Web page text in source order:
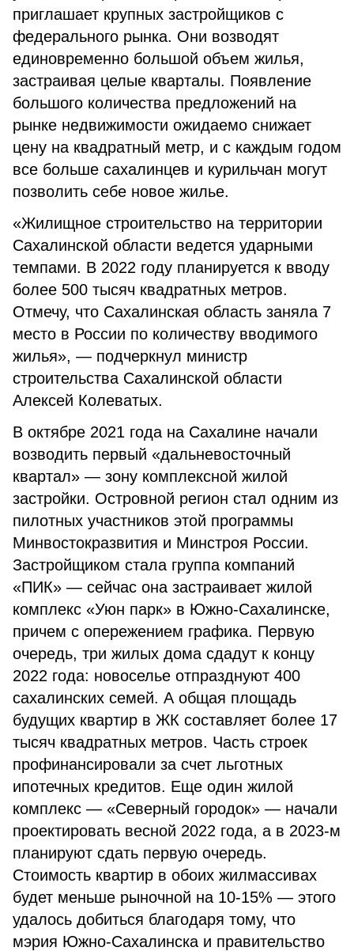
приглашает крупных застройщиков с
федерального рынка. Они возводят
единовременно большой объем жилья,
застраивая целые кварталы. Появление
большого количества предложений на
рынке недвижимости ожидаемо снижает
цену на квадратный метр, и с каждым годом
все больше сахалинцев и курильчан могут
позволить себе новое жилье.
«Жилищное строительство на территории
Сахалинской области ведется ударными
темпами. В 2022 году планируется к вводу
более 500 тысяч квадратных метров.
Отмечу, что Сахалинская область заняла 7
место в России по количеству вводимого
жилья», — подчеркнул министр
строительства Сахалинской области
Алексей Колеватых.
В октябре 2021 года на Сахалине начали
возводить первый «дальневосточный
квартал» — зону комплексной жилой
застройки. Островной регион стал одним из
пилотных участников этой программы
Минвостокразвития и Минстроя России.
Застройщиком стала группа компаний
«ПИК» — сейчас она застраивает жилой
комплекс «Уюн парк» в Южно-Сахалинске,
причем с опережением графика. Первую
очередь, три жилых дома сдадут к концу
2022 года: новоселье отпразднуют 400
сахалинских семей. А общая площадь
будущих квартир в ЖК составляет более 17
тысяч квадратных метров. Часть строек
профинансировали за счет льготных
ипотечных кредитов. Еще один жилой
комплекс — «Северный городок» — начали
проектировать весной 2022 года, а в 2023-м
планируют сдать первую очередь.
Стоимость квартир в обоих жилмассивах
будет меньше рыночной на 10-15% — этого
удалось добиться благодаря тому, что
мэрия Южно-Сахалинска и правительство